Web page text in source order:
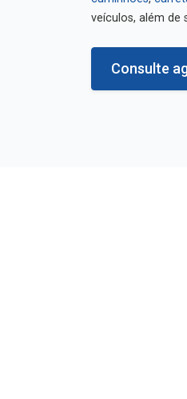
veículos, além
Consulte